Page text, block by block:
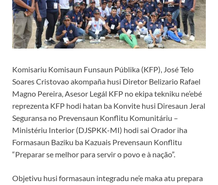
Komisariu Komisaun Funsaun Públika (KFP), José Telo
Soares Cristovao akompaña husi Diretor Belizario Rafael
Magno Pereira, Asesor Legál KFP no ekipa tekniku ne’ebé
reprezenta KFP hodi hatan ba Konvite husi Diresaun Jeral
Seguransa no Prevensaun Konflitu Komunitáriu –
Ministériu Interior (DJSPKK-MI) hodi sai Orador iha
Formasaun Baziku ba Kazuais Prevensaun Konflitu
“Preparar se melhor para servir o povo e à nação”.
Objetivu husi formasaun integradu ne’e maka atu prepara